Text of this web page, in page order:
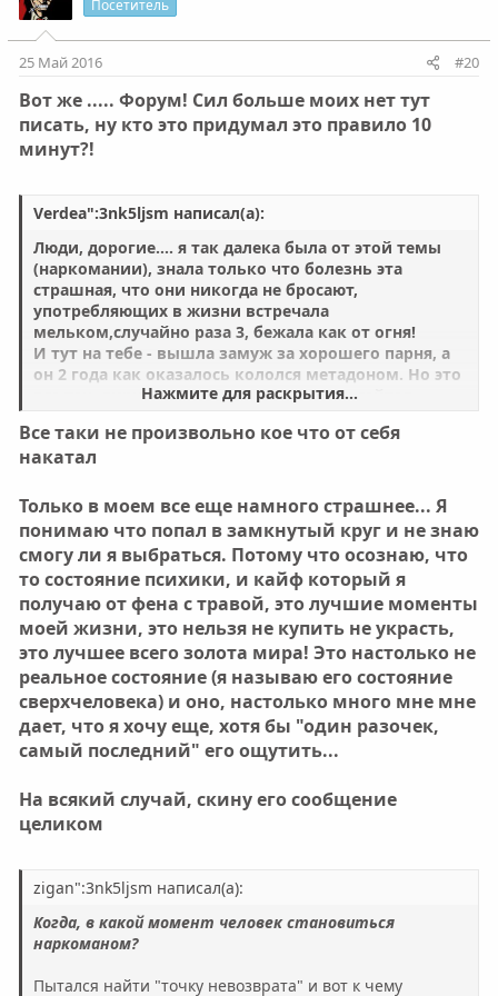
Только в моем все еще намного страшнее...
т
в
н
ы
о
л
о
с
т
н
ы
л
о
с
Посетитель
25 Май 2016 #20
Вот же ..... Форум! Сил больше моих нет тут
писать, ну кто это придумал это правило 10
минут?!
Verdea":3nk5ljsm написал(а):
Люди, дорогие.... я так далека была от этой темы
(наркомании), знала только что болезнь эта
страшная, что они никогда не бросают,
употребляющих в жизни встречала
мельком,случайно раза 3, бежала как от огня!
И тут на тебе - вышла замуж за хорошего парня, а
он 2 года как оказалось кололся метадоном. Но это
все так, лирика.. Я прошерстила массу сайтов,
статей научных и тд и тп. Но так и не нашла ответа
на вопрос - почему люди, зная что они себя
как с этой дрянью...Почему они снова
начинают??????при чем даже спустя много лет???
что происходит, что приводит к срыву ? Неужели
мозг вообще прекращает работать и человеком
кто-то другой управлять начинает?? куда разум то
девается, если каждый наркоман, употреблявший и
бросивший прекрасно понимает, что сколько бы
времени не прошло, достаточно будет одного всего
лишь раза,одного укола, чтобы вновь вернуться в
систему. При чем абсолютное большинство это
осознает, все понимают и не хотят вроде как этого?
(или все таки хотят??) что заставляет то снова это
делать??? Если кто может, напишите, буду очень
почему это происходит. Может тогда смогу и
своему мужу помочь, или убью его нахрен, чтоб не
Нажмите для раскрытия...
Все таки не произвольно кое что от себя
накатал
Только в моем все еще намного страшнее... Я
понимаю что попал в замкнутый круг и не знаю
смогу ли я выбраться. Потому что осознаю, что
то состояние психики, и кайф который я
получаю от фена с травой, это лучшие моменты
моей жизни, это нельзя не купить не украсть,
это лучшее всего золота мира! Это настолько не
реальное состояние (я называю его состояние
сверхчеловека) и оно, настолько много мне мне
дает, что я хочу еще, хотя бы "один разочек,
самый последний" его ощутить...
На всякий случай, скину его сообщение
целиком
zigan":3nk5ljsm написал(а):
Когда, в какой момент человек становиться
наркоманом?
Пытался найти "точку невозврата" и вот к чему